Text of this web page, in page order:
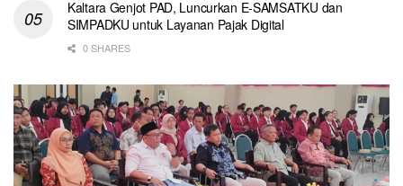
Kaltara Genjot PAD, Luncurkan E-SAMSATKU dan
SIMPADKU untuk Layanan Pajak Digital
0 SHARES